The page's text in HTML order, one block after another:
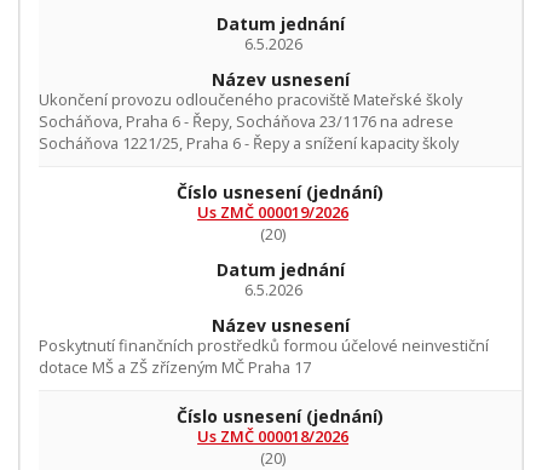
Datum jednání
6.5.2026
Název usnesení
Ukončení provozu odloučeného pracoviště Mateřské školy
Socháňova, Praha 6 - Řepy, Socháňova 23/1176 na adrese
Socháňova 1221/25, Praha 6 - Řepy a snížení kapacity školy
Číslo usnesení(jednání)
Us ZMČ 000019/2026
(20)
Datum jednání
6.5.2026
Název usnesení
Poskytnutí finančních prostředků formou účelové neinvestiční
dotace MŠ a ZŠ zřízeným MČ Praha 17
Číslo usnesení(jednání)
Us ZMČ 000018/2026
(20)